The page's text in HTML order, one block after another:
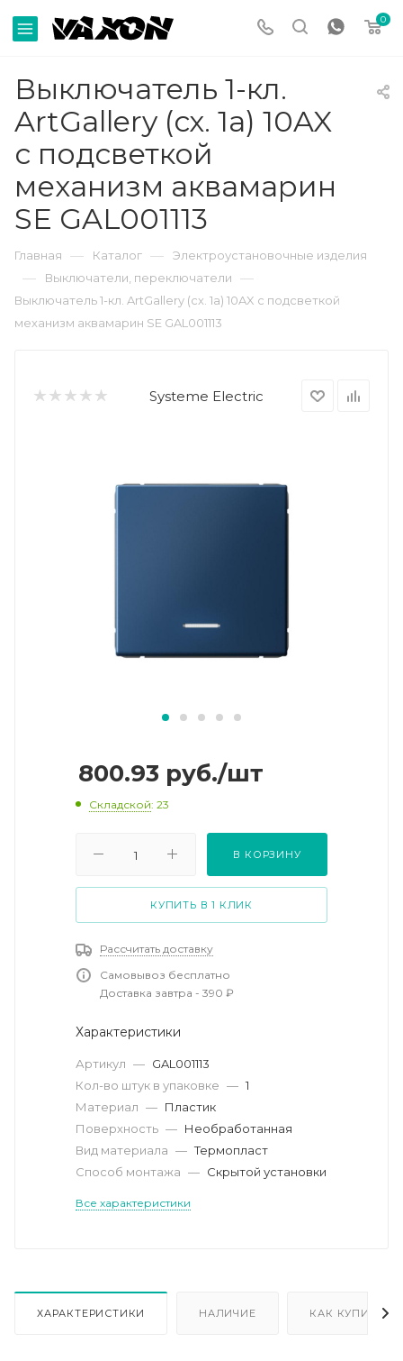
0
Выключатель 1-кл.
ArtGallery (сх. 1а) 10AX
с подсветкой
механизм аквамарин
SE GAL001113
Главная — Каталог — Электроустановочные изделия
— Выключатели, переключатели —
Выключатель 1-кл. ArtGallery (сх. 1а) 10AX с подсветкой
механизм аквамарин SE GAL001113
Systeme Electric
800.93 руб./шт
Складской: 23
В КОРЗИНУ
КУПИТЬ В 1 КЛИК
Рассчитать доставку
Самовывоз бесплатно
Доставка завтра - 390 ₽
Характеристики
Артикул — GAL001113
Кол-во штук в упаковке — 1
Материал — Пластик
Поверхность — Необработанная
Вид материала — Термопласт
Способ монтажа — Скрытой установки
Все характеристики
ХАРАКТЕРИСТИКИ НАЛИЧИЕ КАК КУПИТЬ